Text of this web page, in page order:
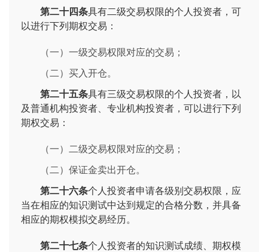
第二十四条具有二级交易权限的个人投资者，可
以进行下列期权交易：
（一）一级交易权限对应的交易；
（二）买入开仓。
第二十五条具有三级交易权限的个人投资者，以
及普通机构投资者、专业机构投资者，可以进行下列
期权交易：
（一）二级交易权限对应的交易；
（二）保证金卖出开仓。
第二十六条个人投资者申请各级别交易权限，应
当在相应的知识测试中达到规定的合格分数，并具备
相应的期权模拟交易经历。
第二十七条个人投资者的知识测试成绩、期权模